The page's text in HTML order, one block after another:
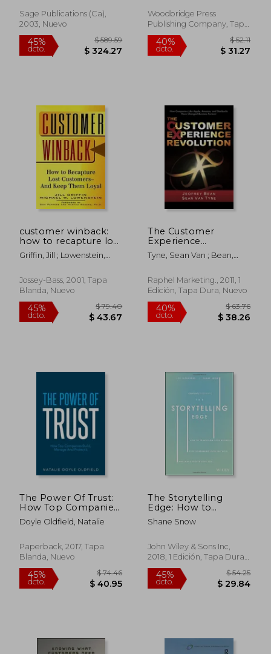
dcto. $ 252.04 dcto.
Sage Publications (ca),
2003, Nuevo
Woodbridge Press
Publishing Company, Tapa
Blanda, Nuevo
customer winback:
how to recapture lost
customers--and keep
them loyal (en Inglés)
Griffin, Jill ; Lowenstein,
Jossey-Bass, 2001, Tapa
Blanda, Nuevo
The Customer
Experience
Revolution: How
Companies Like
Starbucks Have
Changed Business
Tyne, Sean Van ; Bean,
Raphel Marketing., 2011, 1
Edición, Tapa Dura, Nuevo
The Power Of Trust:
How Top Companies
Build, Manage And
Protect It (en Inglés)
Doyle Oldfield, Natalie
Paperback, 2017, Tapa
Blanda, Nuevo
The Storytelling
Edge: How to
Transform Your
Business, Stop
Void, and Make
People Love you (en
Shane Snow
John Wiley & Sons Inc,
2018, 1 Edición, Tapa Dura,
Nuevo